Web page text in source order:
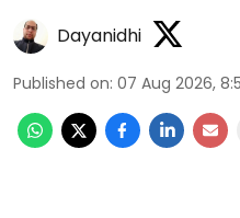
Dayanidhi
Published on: 07 Aug 2026,